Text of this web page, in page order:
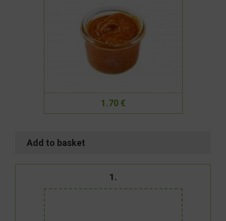
1.70 €
Add to basket
1.